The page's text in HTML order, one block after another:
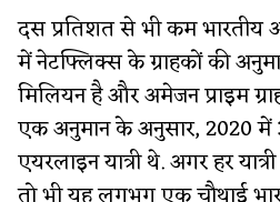
दस प्रतिशत से भी कम भारतीय
में नेटफ्लिक्स के ग्राहकों की
मिलियन है और अमेजन प्राइम
एक अनुमान के अनुसार, 2020 में
एयरलाइन यात्री थे. अगर हर